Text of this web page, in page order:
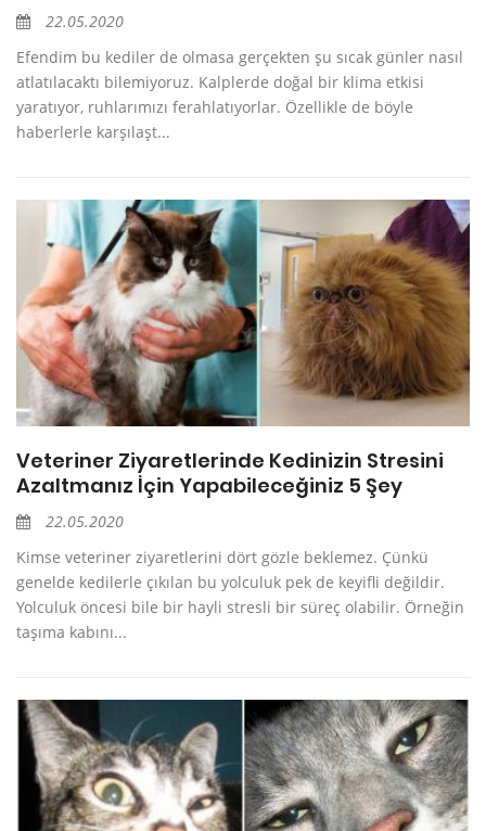
22.05.2020
Efendim bu kediler de olmasa gerçekten şu sıcak günler nasıl
atlatılacaktı bilemiyoruz. Kalplerde doğal bir klima etkisi
yaratıyor, ruhlarımızı ferahlatıyorlar. Özellikle de böyle
haberlerle karşılaşt...
Veteriner Ziyaretlerinde Kedinizin Stresini
Azaltmanız İçin Yapabileceğiniz 5 Şey
22.05.2020
Kimse veteriner ziyaretlerini dört gözle beklemez. Çünkü
genelde kedilerle çıkılan bu yolculuk pek de keyifli değildir.
Yolculuk öncesi bile bir hayli stresli bir süreç olabilir. Örneğin
taşıma kabını...